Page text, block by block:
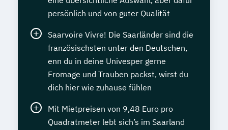
persönlich und von guter Qualität
Saarvoire Vivre! Die Saarländer sind die
französischsten unter den Deutschen,
enn du in deine Univesper gerne
Fromage und Trauben packst, wirst du
dich hier wie zuhause fühlen
Mit Mietpreisen von 9,48 Euro pro
Quadratmeter lebt sich’s im Saarland